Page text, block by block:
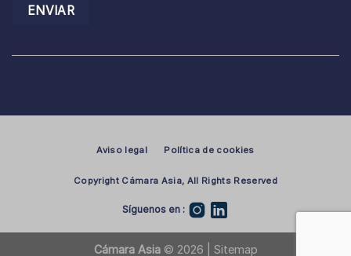
Aviso legal Política de cookies
Copyright Cámara Asia, All Rights Reserved
Síguenos en :
Cámara Asia© 2026 | Sitemap